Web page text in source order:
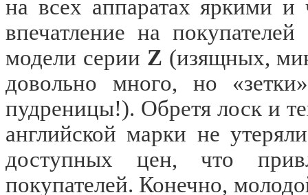
на всех аппаратах яркими
впечатление на
модели серии Z (изящных,
довольно много, но
пудреницы!). Обретя лоск и
английской марки не
доступных цен, что
покупателей. Конечно,